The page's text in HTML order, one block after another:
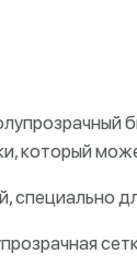
который
специально